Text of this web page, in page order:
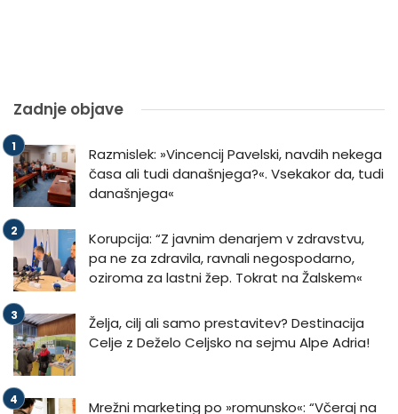
Zadnje objave
Razmislek: »Vincencij Pavelski, navdih nekega
časa ali tudi današnjega?«. Vsekakor da, tudi
današnjega«
Korupcija: “Z javnim denarjem v zdravstvu,
pa ne za zdravila, ravnali negospodarno,
oziroma za lastni žep. Tokrat na Žalskem«
Želja, cilj ali samo prestavitev? Destinacija
Celje z Deželo Celjsko na sejmu Alpe Adria!
Mrežni marketing po »romunsko«: “Včeraj na